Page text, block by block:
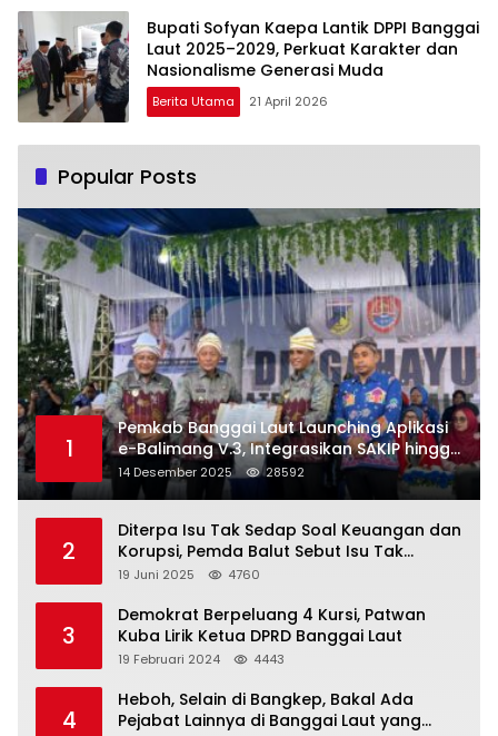
Bupati Sofyan Kaepa Lantik DPPI Banggai
Laut 2025–2029, Perkuat Karakter dan
Nasionalisme Generasi Muda
Berita Utama 21 April 2026
Popular Posts
1
Pemkab Banggai Laut Launching Aplikasi
e-Balimang V.3, Integrasikan SAKIP hingga
Satu Data Layanan Publik
14 Desember 2025 28592
2
Diterpa Isu Tak Sedap Soal Keuangan dan
Korupsi, Pemda Balut Sebut Isu Tak
Berdasar
19 Juni 2025 4760
3
Demokrat Berpeluang 4 Kursi, Patwan
Kuba Lirik Ketua DPRD Banggai Laut
19 Februari 2024 4443
4
Heboh, Selain di Bangkep, Bakal Ada
Pejabat Lainnya di Banggai Laut yang